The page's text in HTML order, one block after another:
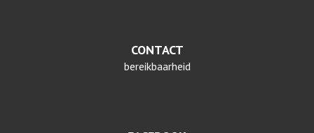
CONTACT
bereikbaarheid